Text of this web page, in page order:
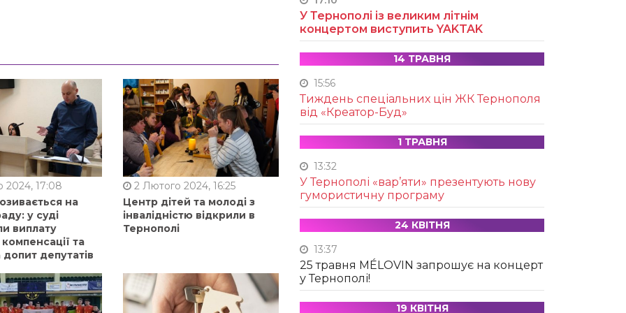
2024, 17:08
на
у суді
виплату
та
депутатів
2 Лютого 2024, 16:25
Центр дітей та молоді з
інвалідністю відкрили в
Тернополі
У Тернополі із великим літнім
концертом виступить YAKTAK
14 ТРАВНЯ
15:56
Тиждень спеціальних цін ЖК Тернополя
від «Креатор-Буд»
1 ТРАВНЯ
13:32
У Тернополі «вар’яти» презентують нову
гумористичну програму
24 КВІТНЯ
13:37
25 травня MÉLOVIN запрошує на концерт
у Тернополі!
19 КВІТНЯ